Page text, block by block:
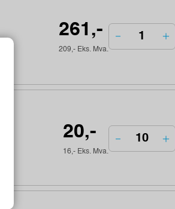
261,-
209,- Eks. Mva.
20,-
16,- Eks. Mva.